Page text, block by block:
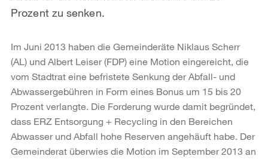
Prozent zu senken.
Im Juni 2013 haben die Gemeinderäte Niklaus Scherr
(AL) und Albert Leiser (FDP) eine Motion eingereicht, die
vom Stadtrat eine befristete Senkung der Abfall- und
Abwassergebühren in Form eines Bonus um 15 bis 20
Prozent verlangte. Die Forderung wurde damit begründet,
dass ERZ Entsorgung + Recycling in den Bereichen
Abwasser und Abfall hohe Reserven angehäuft habe. Der
Gemeinderat überwies die Motion im September 2013 an